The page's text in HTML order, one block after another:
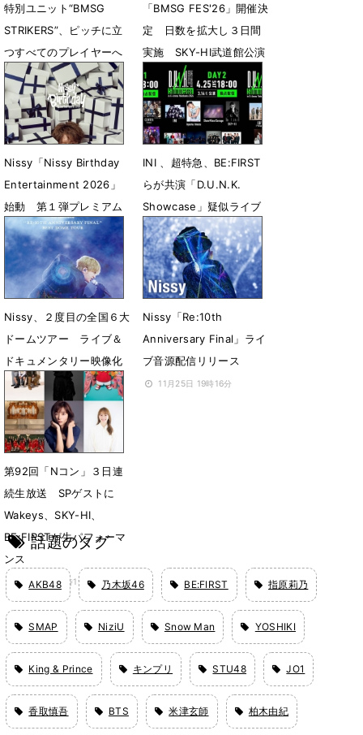
特別ユニット“BMSG
STRIKERS”、ピッチに立
つすべてのプレイヤーへ
向けた新曲配信リリース
決定
6月24日 12時02分
「BMSG FES'26」開催決
定 日数を拡大し３日間
実施 SKY-HI武道館公演
でサプライズ発表
6月18日 23時21分
Nissy「Nissy Birthday
Entertainment 2026」
始動 第１弾プレミアム
イベント開催決定
5月18日 14時39分
INI 、超特急、BE:FIRST
らが共演「D.U.N.K.
Showcase」疑似ライブ
配信決定
3月14日 14時08分
Nissy、２度目の全国６大
ドームツアー ライブ＆
ドキュメンタリー映像化
決定
2月5日 07時00分
Nissy「Re:10th
Anniversary Final」ライ
ブ音源配信リリース
11月25日 19時16分
第92回「Nコン」３日連
続生放送 SPゲストに
Wakeys、SKY-HI、
BE:FIRSTが生パフォーマ
ンス
10月6日 14時19分
話題のタグ
AKB48 乃木坂46 BE:FIRST 指原莉乃
SMAP NiziU Snow Man YOSHIKI
King & Prince キンプリ STU48 JO1
香取慎吾 BTS 米津玄師 柏木由紀